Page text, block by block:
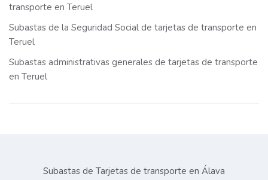
transporte en Teruel
Subastas de la Seguridad Social de tarjetas de transporte en
Teruel
Subastas administrativas generales de tarjetas de transporte
en Teruel
Subastas de Tarjetas de transporte en Álava